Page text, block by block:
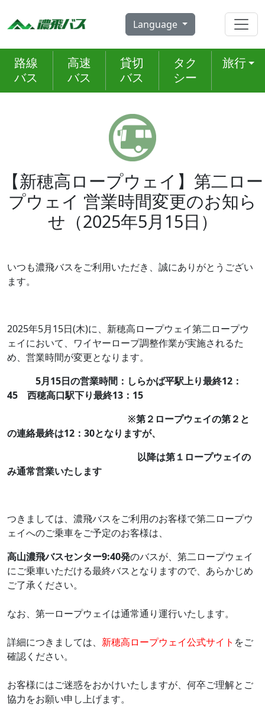
Language
路線
バス
高速
バス
貸切
バス
タク
シー
旅行
【新穂高ロープウェイ】第二ロー
プウェイ 営業時間変更のお知ら
せ（2025年5月15日）
いつも濃飛バスをご利用いただき、誠にありがとうござい
ます。
2025年5月15日(木)に、新穂高ロープウェイ第二ロープウ
ェイにおいて、ワイヤーロープ調整作業が実施されるた
め、営業時間が変更となります。
5月15日の営業時間：しらかば平駅上り最終12：
45 西穂高口駅下り最終13：15
※第２ロープウェイの第２と
の連絡最終は12：30となりますが、
以降は第１ロープウェイの
み通常営業いたします
つきましては、濃飛バスをご利用のお客様で第二ロープウ
ェイへのご乗車をご予定のお客様は、
高山濃飛バスセンター9:40発のバスが、第二ロープウェイ
にご乗車いただける最終バスとなりますので、あらかじめ
ご了承ください。
なお、第一ロープウェイは通常通り運行いたします。
詳細につきましては、 新穂高ロープウェイ公式サイト をご
確認ください。
お客様にはご迷惑をおかけいたしますが、何卒ご理解とご
協力をお願い申し上げます。